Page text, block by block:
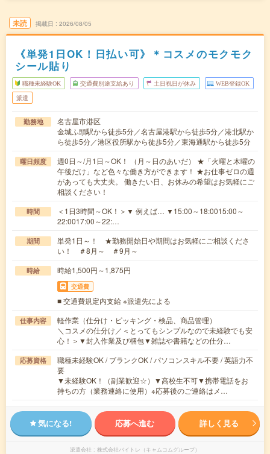
未読 掲載日 2026/08/05
《単発1日OK！日払い可》＊コスメのモクモク
シール貼り
職種未経験OK 交通費別途支給あり 土日祝日が休み WEB登録OK
派遣
勤務地
名古屋市港区
金城ふ頭駅から徒歩5分／名古屋港駅から徒歩5分／港北駅か
ら徒歩5分／港区役所駅から徒歩5分／東海通駅から徒歩5分
曜日頻度
週0日～/月1日～OK！ （月～日のあいだ） ★「火曜と木曜の
午後だけ」など色々な働き方ができます！ ★お仕事ゼロの週
があっても大丈夫。 働きたい日、お休みの希望はお気軽にご
相談ください！
時間
＜1日3時間～OK！＞▼ 例えば… ▼15:00～18:0015:00～
22:0017:00～22:…
期間
単発1日～！ ★勤務開始日や期間はお気軽にご相談くださ
い！ ＃8月～ ＃9月～
時給 時給1,500円～1,875円
交通費
■ 交通費規定内支給 ※派遣先による
仕事内容
軽作業（仕分け・ピッキング・検品、商品管理）
＼コスメの仕分け／＜とってもシンプルなので未経験でも安
心！＞▼封入作業及び梱包▼雑誌や書籍などの仕分…
応募資格
職種未経験OK / ブランクOK / パソコンスキル不要 / 英語力不
要
▼未経験OK！（副業歓迎☆）▼高校生不可▼携帯電話をお
持ちの方（業務連絡に使用）※応募後のご連絡はメ…
気になる! 応募へ進む 詳しく見る
派遣会社 株式会社バイトレ（キャムコムグループ）